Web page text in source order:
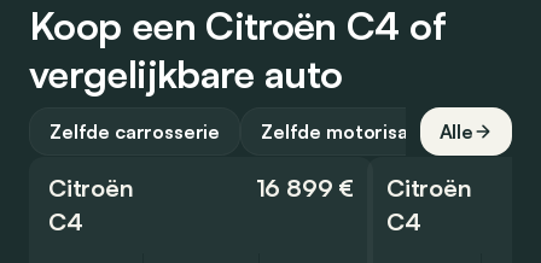
Koop een Citroën C4 of
vergelijkbare auto
Zelfde carrosserie Zelfde motorisatie Alle
Citroën
C4
16 899 €
Citroën
C4